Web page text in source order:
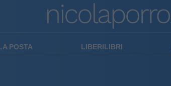
POSTA LIBERILIBRI